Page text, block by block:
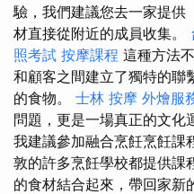
驗，我們建議您去一家提供
材直接從附近的成員收集。
照考試 按摩課程 這種方法
和顧客之間建立了獨特的聯
的食物。 士林 按摩 外燴服
問題，更是一場真正的文化
我建議參加融合烹飪烹飪課
敦的許多烹飪學校都提供課
的食材結合起來，帶回家新